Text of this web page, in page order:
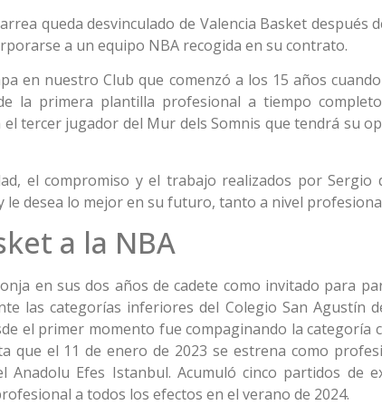
queda desvinculado de Valencia Basket después
a un equipo NBA recogida en su contrato.
en nuestro Club que comenzó a los 15 años
la primera plantilla profesional a tiempo
tercer jugador del Mur dels Somnis que tendrá su
el compromiso y el trabajo realizados por
le desea lo mejor en su futuro, tanto a nivel
a la NBA
en sus dos años de cadete como invitado para
las categorías inferiores del Colegio San Agustín
el primer momento fue compaginando la categoría
que el 11 de enero de 2023 se estrena como
Efes Istanbul. Acumuló cinco partidos de
a todos los efectos en el verano de 2024.